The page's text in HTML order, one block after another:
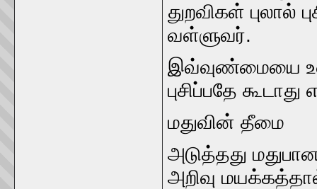
துறவிகள்‌ புலால்‌
வள்ளுவர்‌.
இவ்வுண்மையை
புசிப்பதே
மதுவின்‌ தீமை
அடுத்தது
அறிவு